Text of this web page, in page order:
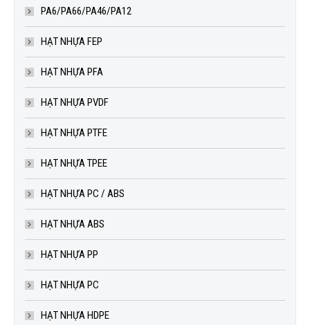
PA6/PA66/PA46/PA12
HẠT NHỰA FEP
HẠT NHỰA PFA
HẠT NHỰA PVDF
HẠT NHỰA PTFE
HẠT NHỰA TPEE
HẠT NHỰA PC / ABS
HẠT NHỰA ABS
HẠT NHỰA PP
HẠT NHỰA PC
HẠT NHỰA HDPE